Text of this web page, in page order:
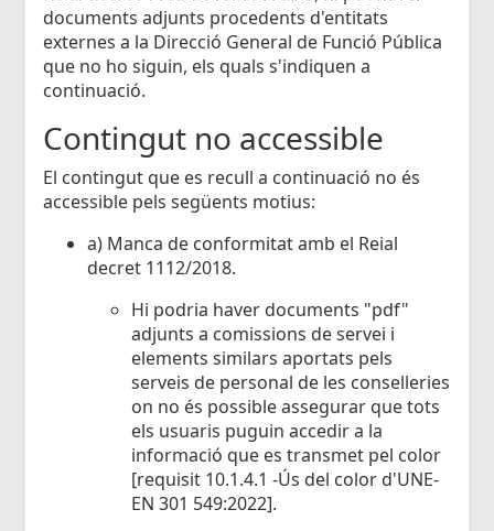
documents adjunts procedents d'entitats
externes a la Direcció General de Funció Pública
que no ho siguin, els quals s'indiquen a
continuació.
Contingut no accessible
El contingut que es recull a continuació no és
accessible pels següents motius:
a) Manca de conformitat amb el Reial
decret 1112/2018.
Hi podria haver documents "pdf"
adjunts a comissions de servei i
elements similars aportats pels
serveis de personal de les conselleries
on no és possible assegurar que tots
els usuaris puguin accedir a la
informació que es transmet pel color
[requisit 10.1.4.1 -Ús del color d'UNE-
EN 301 549:2022].